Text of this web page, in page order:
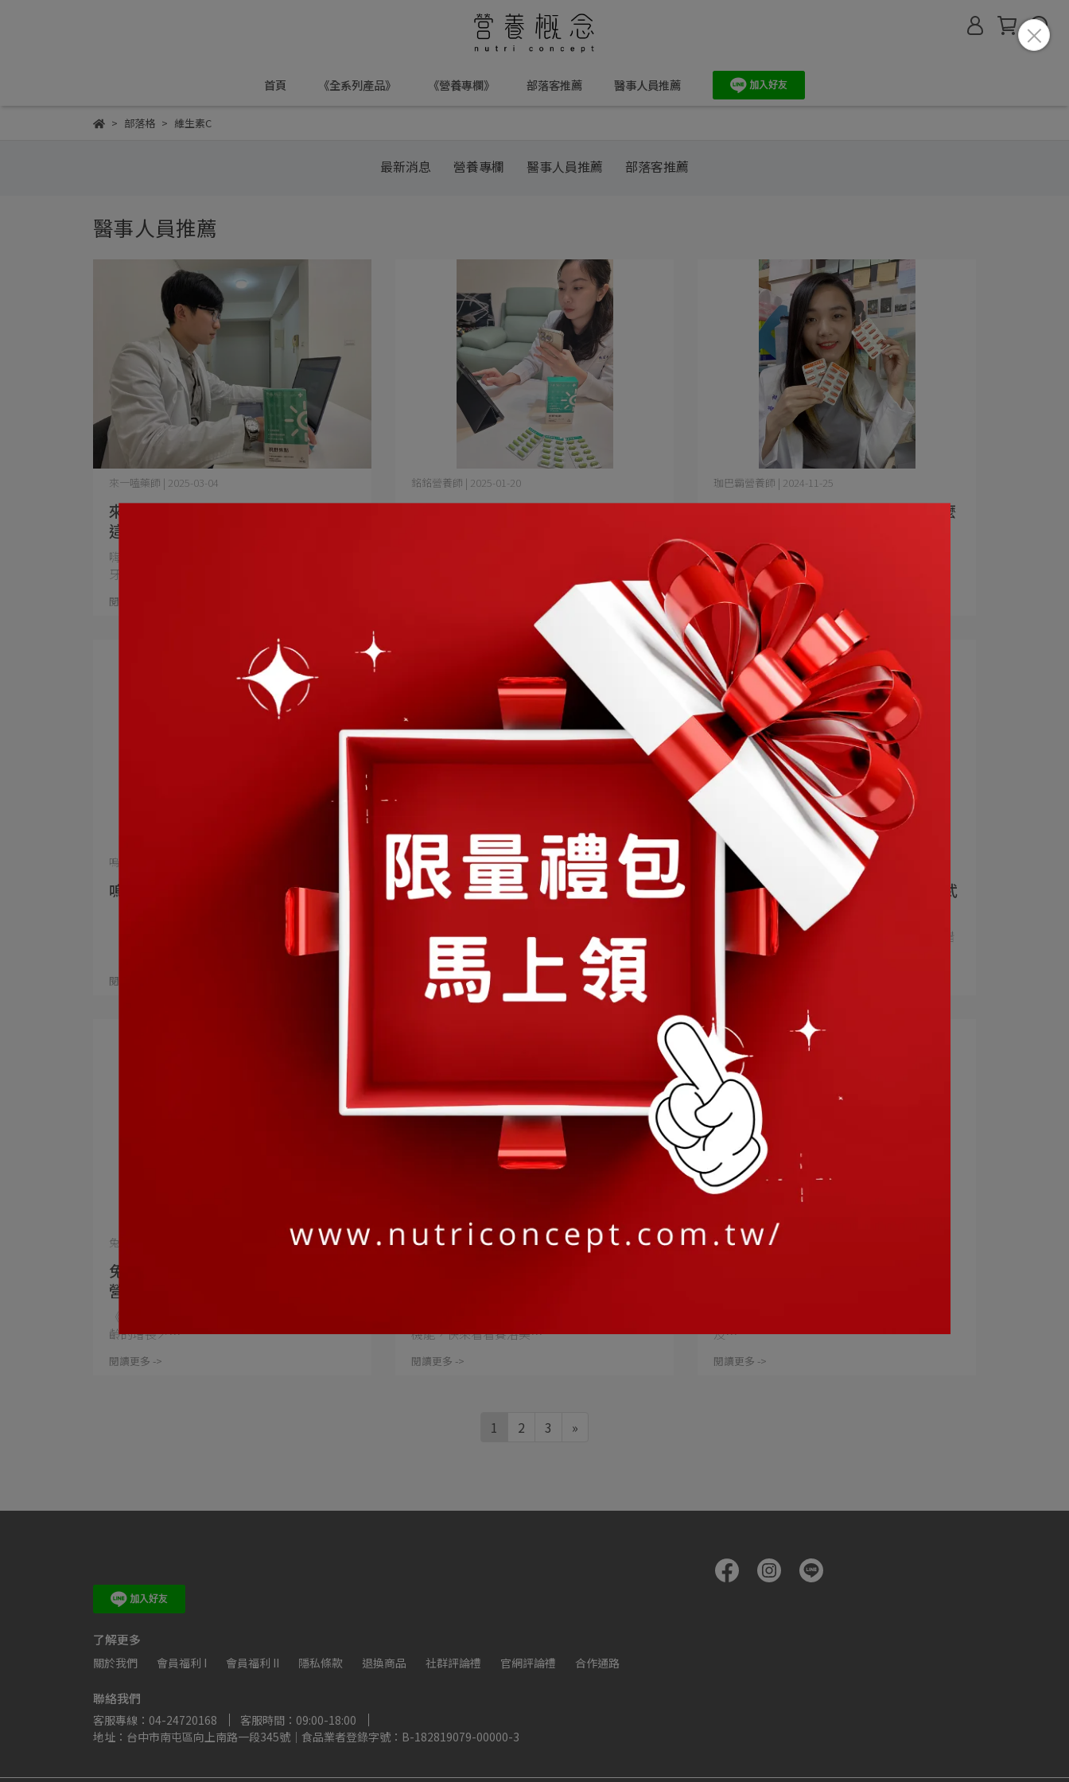
首頁 《全系列產品》 《營養專欄》 部落客推薦 醫事人員推薦
部落格 維生素C
最新消息 營養專欄 醫事人員推薦 部落客推薦
醫事人員推薦
來一嗑藥師：你想要的葉黃素就在
這！ 全家人都能補充的視野焦點
來一嗑藥師 | 2025-03-04
嗨大家 今天要推薦的「視野焦點」 和上次西班
牙高倍效魚油一⋯
閱讀更多 ->
銘銘營養師：視野焦點不僅給您清晰
銘銘營養師 | 2025-01-20
每天與3C產品形影不離的你、每天廢寢忘食的
珈巴霸營養師：貓爪藤🐱到底是什麼
珈巴霸營養師 | 2024-11-25
貓爪藤🐱到底是什麼呢？ 原來主成份是多酚&
花青⋯
閱讀更多 ->
嗚姆營養師成為韓國歐膩的秘密武器
嗚姆營養師 | 2024-10-07
閱讀更多 ->
皮膚保養不能只知道膠原蛋白！穎養
穎養師 | 2024-08-02
皮膚保養不能只知道膠原蛋白！ 還有這幾個成
分也很重要✨ ⋯
閱讀更多 ->
17鈺晴營養師 X 夏日透亮光采秘密武
鈺晴營養師 | 2024-05-20
【賽洛美高纖透亮飲】產品開箱 酸酸甜甜黑醋
栗口味，可以⋯
閱讀更多 ->
兔子營養師 X 保養守則：外在+內在
營養補充
兔子營養師 | 2024-05-15
《⭐️兔子日常保養小秘密⭐️》 我們都知道隨著年
齡的增長↗⋯
閱讀更多 ->
Kaya營養師 | 2024-05-09
機能，快來看看賽洛美⋯
閱讀更多 ->
鈺晴營養師 | 2024-04-03
及⋯
閱讀更多 ->
1 2 3 »
了解更多
關於我們 會員福利 I 會員福利 II 隱私條款 退換商品 社群評論禮 官網評論禮 合作通路
聯絡我們
客服專線：04-24720168
客服時間：09:00-18:00
地址：台中市南屯區向上南路一段345號｜食品業者登錄字號：B-182819079-00000-3